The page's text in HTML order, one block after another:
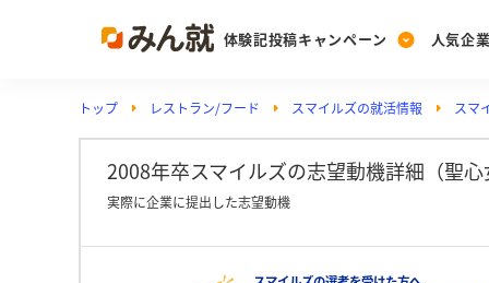
体験記投稿キャンペーン
Post
投稿する
人気企
Ranking
ランキングを見る
Vote
PickUp
注目の企業特集
トップ レストラン/フード スマイルズの就活情報 スマ
2008年卒スマイルズの志望動機詳細（聖
実際に企業に提出した志望動機